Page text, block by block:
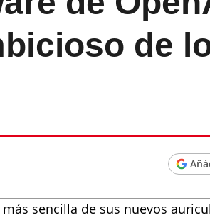
de
sencilla de sus nuevos